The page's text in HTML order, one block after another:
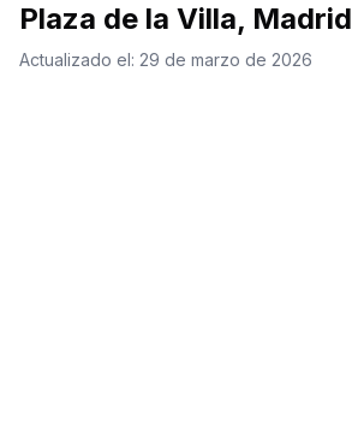
Plaza de la Villa, Madrid
Actualizado el: 29 de marzo de 2026